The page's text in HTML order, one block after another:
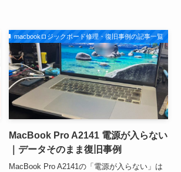
macbookロジックボード修理・復旧事例の記事一覧
MacBook Pro A2141 電源が入らない
｜データそのまま復旧事例
MacBook Pro A2141の「電源が入らない」は